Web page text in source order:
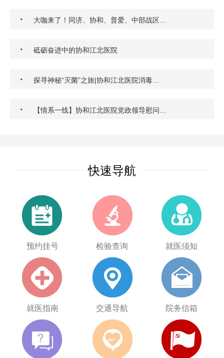
· 大咖来了！同济、协和、普爱、中部战区…
· 砥砺奋进中的协和江北医院
· 探寻神秘“灭菌”之旅|协和江北医院消毒…
· 【情系一线】协和江北医院党政领导慰问…
快速导航
预约挂号 检验查询 就医须知
就医指南 交通导航 院务信箱